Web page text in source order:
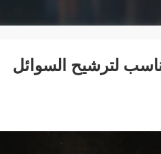
لترشيح السوائل